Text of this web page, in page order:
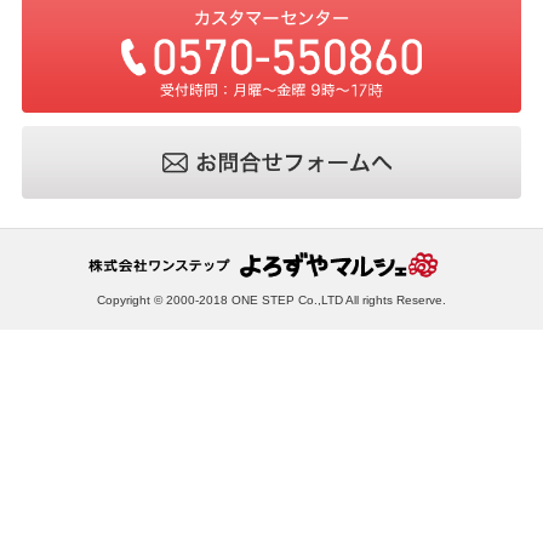
Copyright © 2000-2018 ONE STEP Co.,LTD All rights Reserve.